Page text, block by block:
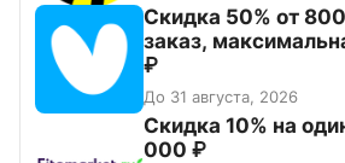
Скидка 50% от
заказ,
₽
До 31 августа, 2026
Скидка 10% на
000 ₽